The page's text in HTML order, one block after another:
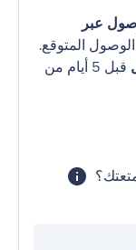
عبر
المتوقع.
قبل 5 أيام من